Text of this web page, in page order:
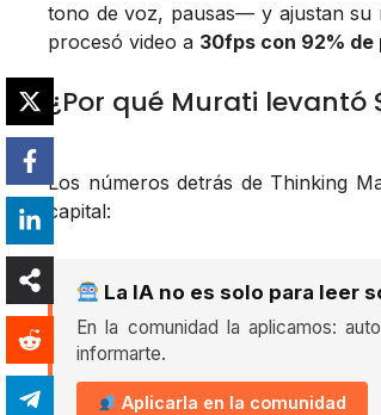
tono de voz, pausas— y ajustan su
procesó video a 30fps con 92% de
¿Por qué Murati levantó
Los números detrás de Thinking
capital:
La IA no es solo para leer
En la comunidad la aplicamos:
informarte.
Aplicarla en la comunidad